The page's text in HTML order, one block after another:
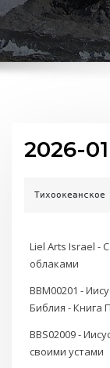
2026-
Liel Arts Israel -
облаками
BBM00201 -
Библия - Книга
BBS02009 -
своими устами